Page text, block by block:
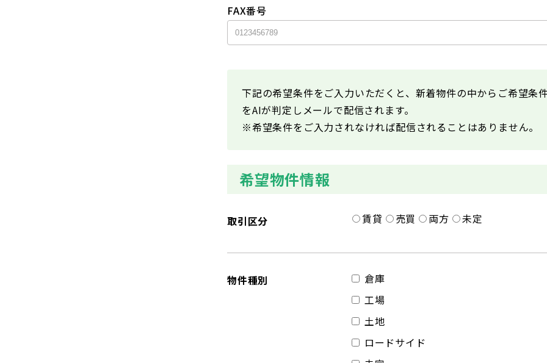
FAX番号
下記の希望条件をご入力いただくと、新着物件の中からご希望条
をAIが判定しメールで配信されます。
※希望条件をご入力されなければ配信されることはありません。
希望物件情報
取引区分 賃貸 売買 両方 未定
物件種別
倉庫
工場
土地
ロードサイド